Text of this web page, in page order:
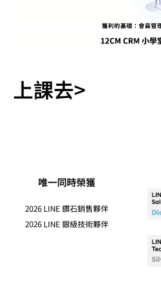
上課去>
唯一同時榮獲
2026 LINE 鑽石銷售夥伴
2026 LINE 銀級技術夥伴